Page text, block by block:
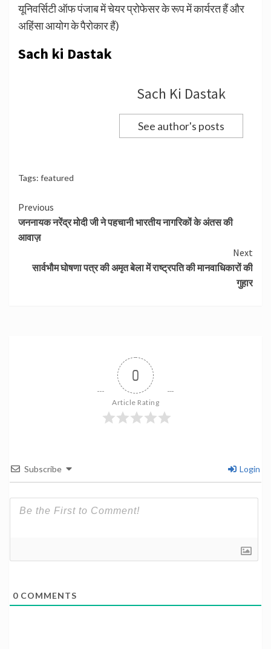
यूनिवर्सिटी ऑफ पंजाब में चेयर प्रोफेसर के रूप में कार्यरत हैं और
अहिंसा आयोग के पैरोकार हैं)
Sach ki Dastak
Sach Ki Dastak
See author's posts
Tags: featured
Continue
Reading
Previous
जननायक नरेंद्र मोदी जी ने पहचानी भारतीय नागरिकों के अंतस की
आवाज़
Next
सार्वभौम घोषणा पत्र की अमृत बेला में राष्ट्रपति की मानवाधिकारों की
गुहार
0
Article Rating
Subscribe Login
0 COMMENTS